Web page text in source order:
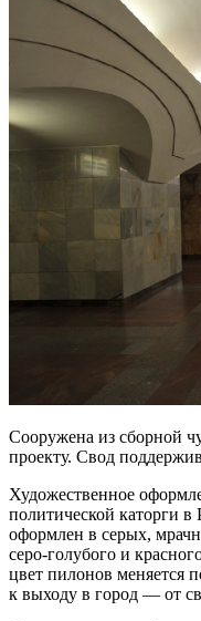
Сооружена из сборной
проекту. Свод
Художественное
политической каторги
оформлен в серых,
серо-голубого и
цвет пилонов меняется
к выходу в город — от